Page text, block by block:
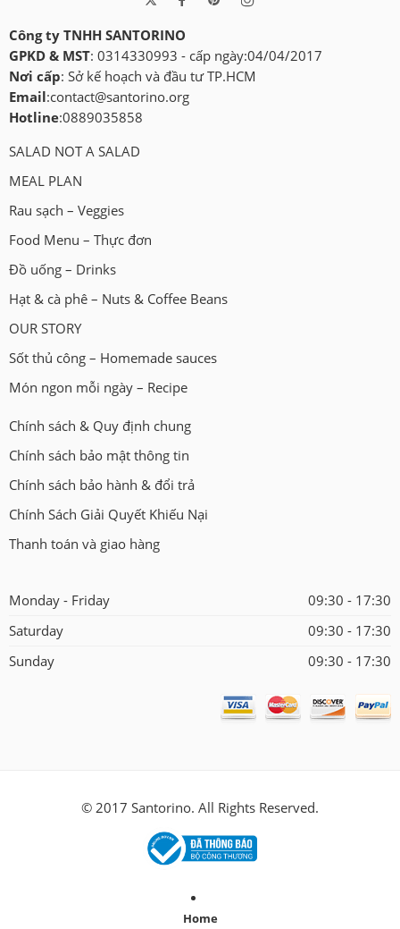
Công ty TNHH SANTORINO
GPKD & MST: 0314330993 - cấp ngày:04/04/2017
Nơi cấp: Sở kế hoạch và đầu tư TP.HCM
Email:contact@santorino.org
Hotline:0889035858
SALAD NOT A SALAD
MEAL PLAN
Rau sạch – Veggies
Food Menu – Thực đơn
Đồ uống – Drinks
Hạt & cà phê – Nuts & Coffee Beans
OUR STORY
Sốt thủ công – Homemade sauces
Món ngon mỗi ngày – Recipe
Chính sách & Quy định chung
Chính sách bảo mật thông tin
Chính sách bảo hành & đổi trả
Chính Sách Giải Quyết Khiếu Nại
Thanh toán và giao hàng
Monday - Friday
09:30 - 17:30
Saturday
09:30 - 17:30
Sunday
09:30 - 17:30
© 2017 Santorino. All Rights Reserved.
Home